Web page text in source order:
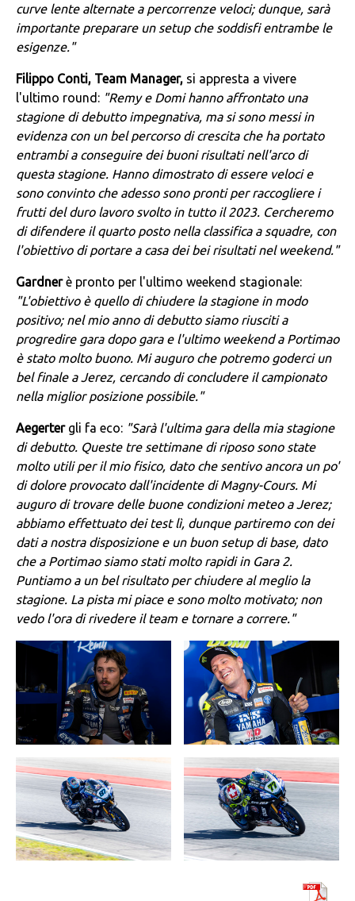
curve lente alternate a percorrenze veloci; dunque, sarà
importante preparare un setup che soddisfi entrambe le
esigenze."
Filippo Conti, Team Manager, si appresta a vivere
l'ultimo round: "Remy e Domi hanno affrontato una
stagione di debutto impegnativa, ma si sono messi in
evidenza con un bel percorso di crescita che ha portato
entrambi a conseguire dei buoni risultati nell'arco di
questa stagione. Hanno dimostrato di essere veloci e
sono convinto che adesso sono pronti per raccogliere i
frutti del duro lavoro svolto in tutto il 2023. Cercheremo
di difendere il quarto posto nella classifica a squadre, con
l'obiettivo di portare a casa dei bei risultati nel weekend."
Gardnerè pronto per l'ultimo weekend stagionale:
"L'obiettivo è quello di chiudere la stagione in modo
positivo; nel mio anno di debutto siamo riusciti a
progredire gara dopo gara e l'ultimo weekend a Portimao
è stato molto buono. Mi auguro che potremo goderci un
bel finale a Jerez, cercando di concludere il campionato
nella miglior posizione possibile."
Aegerter gli fa eco: "Sarà l'ultima gara della mia stagione
di debutto. Queste tre settimane di riposo sono state
molto utili per il mio fisico, dato che sentivo ancora un po'
di dolore provocato dall'incidente di Magny-Cours. Mi
auguro di trovare delle buone condizioni meteo a Jerez;
abbiamo effettuato dei test lì, dunque partiremo con dei
dati a nostra disposizione e un buon setup di base, dato
che a Portimao siamo stati molto rapidi in Gara 2.
Puntiamo a un bel risultato per chiudere al meglio la
stagione. La pista mi piace e sono molto motivato; non
vedo l'ora di rivedere il team e tornare a correre."